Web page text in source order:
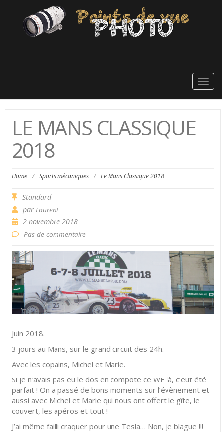
LE MANS CLASSIQUE
2018
Home / Sports mécaniques / Le Mans Classique 2018
Standard
par Laurent
2 novembre 2018
Pas de commentaire
Juin 2018.
3 jours au Mans, sur le grand circuit des 24h.
Avec les copains, Michel et Marie.
Si je n’avais pas eu le dos en compote ce WE là, c’eut été
parfait ! On a passé de bons moments sur l’évènement et
aussi avec Michel et Marie qui nous ont offert le gîte, le
couvert, les apéros et tout !
J’ai même failli craquer pour une Tesla… Non, je blague !!!